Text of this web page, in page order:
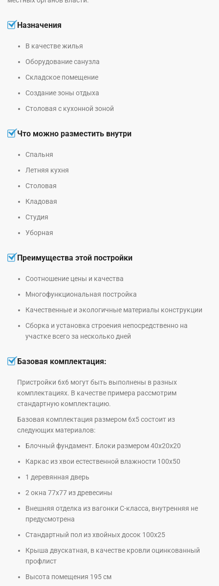
Назначения
В качестве жилья
Оборудование санузла
Складское помещение
Создание зоны отдыха
Столовая с кухонной зоной
Что можно разместить внутри
Спальня
Летняя кухня
Столовая
Кладовая
Студия
Уборная
Преимущества этой постройки
Соотношение цены и качества
Многофункциональная постройка
Качественные и экологичные материалы конструкции
Сборка и установка строения непосредственно на
участке всего за несколько дней
Базовая комплектация:
Пристройки 6х6 могут быть выполнены в разных
комплектациях. В качестве примера рассмотрим
стандартную комплектацию.
Базовая комплектация размером 6х5 состоит из
следующих материалов:
Блочный фундамент. Блоки размером 40х20х20
Каркас из хвои естественной влажности 100х50
1 деревянная дверь
2 окна 77х77 из древесины
Внешняя отделка из вагонки С-класса, внутренняя не
предусмотрена
Стандартный пол из хвойных досок 100х25
Крыша двускатная, в качестве кровли оцинкованный
профлист
Высота помещения 195 см